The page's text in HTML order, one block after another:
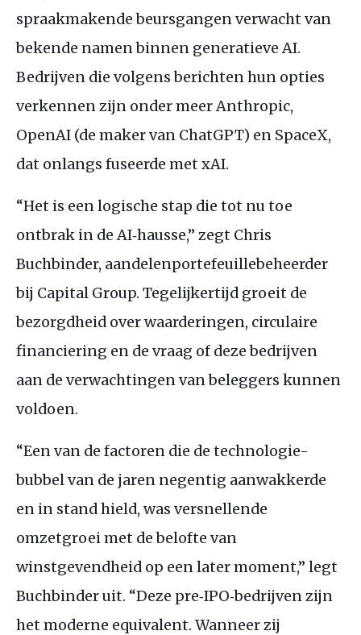
spraakmakende beursgangen verwacht van
bekende namen binnen generatieve AI.
Bedrijven die volgens berichten hun opties
verkennen zijn onder meer Anthropic,
OpenAI (de maker van ChatGPT) en SpaceX,
dat onlangs fuseerde met xAI.
“Het is een logische stap die tot nu toe
ontbrak in de AI‑hausse,” zegt Chris
Buchbinder, aandelenportefeuillebeheerder
bij Capital Group. Tegelijkertijd groeit de
bezorgdheid over waarderingen, circulaire
financiering en de vraag of deze bedrijven
aan de verwachtingen van beleggers kunnen
voldoen.
“Een van de factoren die de technologie-
bubbel van de jaren negentig aanwakkerde
en in stand hield, was versnellende
omzetgroei met de belofte van
winstgevendheid op een later moment,” legt
Buchbinder uit. “Deze pre‑IPO‑bedrijven zijn
het moderne equivalent. Wanneer zij